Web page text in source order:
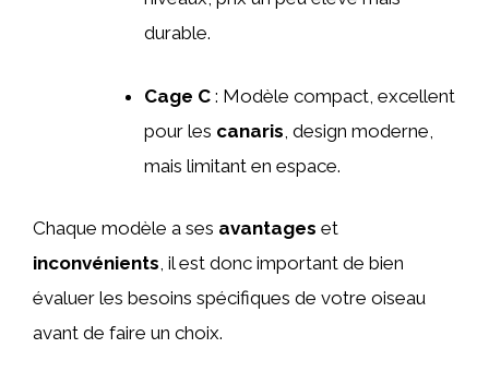
durable.
Cage C : Modèle compact, excellent
pour les canaris , design moderne,
mais limitant en espace.
Chaque modèle a ses avantages et
inconvénients, il est donc important de bien
évaluer les besoins spécifiques de votre oiseau
avant de faire un choix.